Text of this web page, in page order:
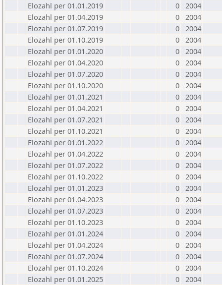
Elozahl per 01.01.2019
0 2004
Elozahl per 01.04.2019
0 2004
Elozahl per 01.07.2019
0 2004
Elozahl per 01.10.2019
0 2004
Elozahl per 01.01.2020
0 2004
Elozahl per 01.04.2020
0 2004
Elozahl per 01.07.2020
0 2004
Elozahl per 01.10.2020
0 2004
Elozahl per 01.01.2021
0 2004
Elozahl per 01.04.2021
0 2004
Elozahl per 01.07.2021
0 2004
Elozahl per 01.10.2021
0 2004
Elozahl per 01.01.2022
0 2004
Elozahl per 01.04.2022
0 2004
Elozahl per 01.07.2022
0 2004
Elozahl per 01.10.2022
0 2004
Elozahl per 01.01.2023
0 2004
Elozahl per 01.04.2023
0 2004
Elozahl per 01.07.2023
0 2004
Elozahl per 01.10.2023
0 2004
Elozahl per 01.01.2024
0 2004
Elozahl per 01.04.2024
0 2004
Elozahl per 01.07.2024
0 2004
Elozahl per 01.10.2024
0 2004
Elozahl per 01.01.2025
0 2004